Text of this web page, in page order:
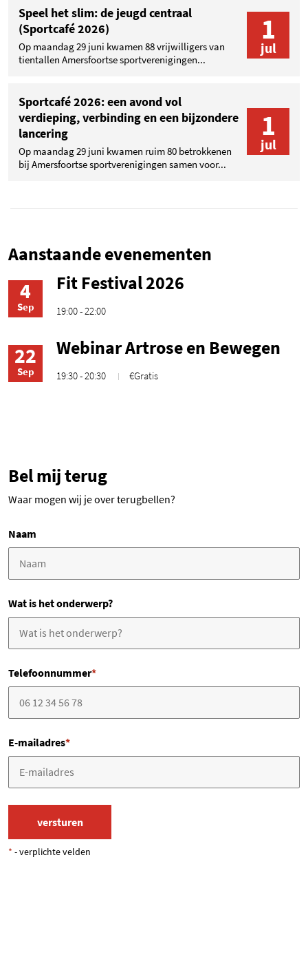
Speel het slim: de jeugd centraal
(Sportcafé 2026)
Op maandag 29 juni kwamen 88 vrijwilligers van
tientallen Amersfoortse sportverenigingen...
1
jul
Sportcafé 2026: een avond vol
verdieping, verbinding en een bijzondere
lancering
Op maandag 29 juni kwamen ruim 80 betrokkenen
bij Amersfoortse sportverenigingen samen voor...
1
jul
Aanstaande evenementen
4
Sep
Fit Festival 2026
19:00 - 22:00
22
Sep
Webinar Artrose en Bewegen
19:30 - 20:30 €Gratis
Bel mij terug
Waar mogen wij je over terugbellen?
Naam
Wat is het onderwerp?
Telefoonnummer*
E-mailadres*
* - verplichte velden